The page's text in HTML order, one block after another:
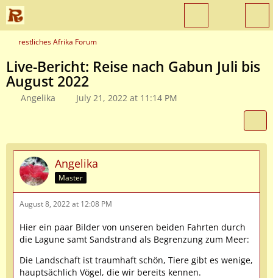
restliches Afrika Forum
Live-Bericht: Reise nach Gabun Juli bis
August 2022
Angelika July 21, 2022 at 11:14 PM
Angelika
Master
August 8, 2022 at 12:08 PM
Hier ein paar Bilder von unseren beiden Fahrten durch
die Lagune samt Sandstrand als Begrenzung zum Meer:
Die Landschaft ist traumhaft schön, Tiere gibt es wenige,
hauptsächlich Vögel, die wir bereits kennen.